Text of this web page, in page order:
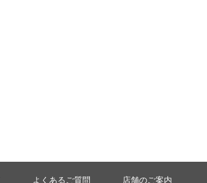
よくあるご質問 店舗のご案内